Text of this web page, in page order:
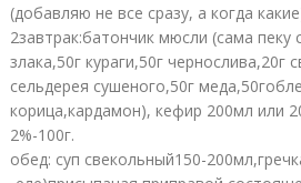
(добавляю не все сразу, а когда
2завтрак:батончик мюсли (сама
злака,50г кураги,50г
сельдерея сушеного,50г
корица,кардамон), кефир 200мл или
2%-100г.
обед: суп свекольный150-